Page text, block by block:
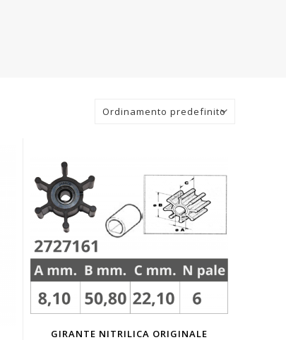
Ordinamento predefinito
GIRANTE NITRILICA ORIGINALE